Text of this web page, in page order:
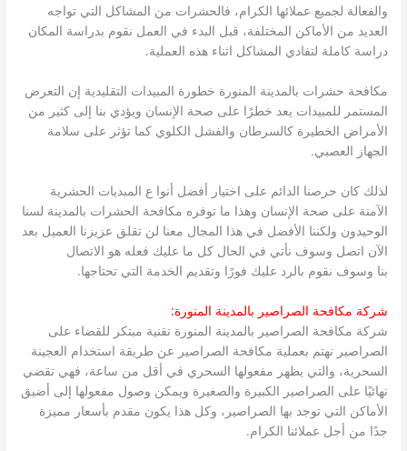
والفعالة لجميع عملائها الكرام، فالحشرات من المشاكل التي تواجه
العديد من الأماكن المختلفة، قبل البدء في العمل نقوم بدراسة المكان
دراسة كاملة لتفادي المشاكل اثناء هذه العملية.
مكافحة حشرات بالمدينة المنورة خطورة المبيدات التقليدية إن التعرض
المستمر للمبيدات يعد خطرًا على صحة الإنسان ويؤدي بنا إلى كثير من
الأمراض الخطيرة كالسرطان والفشل الكلوي كما تؤثر على سلامة
الجهاز العصبي.
لذلك كان حرصنا الدائم على اختيار أفضل أنوا ع المبديات الحشرية
الآمنة على صحة الإنسان وهذا ما توفره مكافحة الحشرات بالمدينة لسنا
الوحيدون ولكننا الأفضل في هذا المجال معنا لن تقلق عزيزنا العميل بعد
الآن اتصل وسوف نأتي في الحال كل ما عليك فعله هو الاتصال
بنا وسوف نقوم بالرد عليك فورًا وتقديم الخدمة التي تحتاجها.
شركة مكافحة الصراصير بالمدينة المنورة:
شركة مكافحة الصراصير بالمدينة المنورة تقنية مبتكر للقضاء على
الصراصير نهتم بعملية مكافحة الصراصير عن طريقة استخدام العجينة
السحرية، والتي يظهر مفعولها السحري في أقل من ساعة، فهي تقضي
نهائيًا على الصراصير الكبيرة والصغيرة ويمكن وصول مفعولها إلى أضيق
الأماكن التي توجد بها الصراصير، وكل هذا يكون مقدم بأسعار مميزة
جدًا من أجل عملائنا الكرام.